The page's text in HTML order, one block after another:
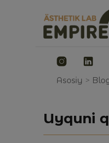
Asosiy >
Uyquni